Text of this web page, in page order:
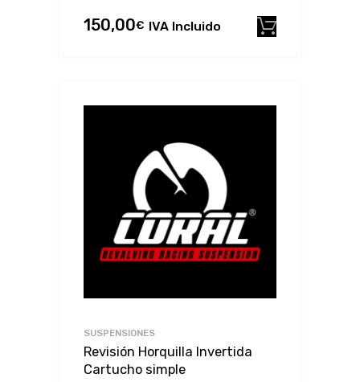
150,00€ IVA Incluido
SUSPENSIONES
Revisión Horquilla Invertida
Cartucho simple